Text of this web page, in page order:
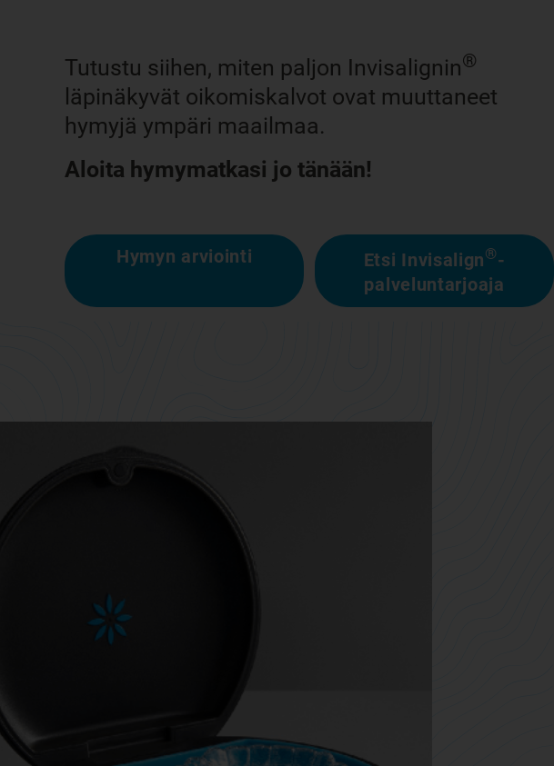
Tutustu siihen, miten paljon Invisalignin®
läpinäkyvät oikomiskalvot ovat muuttaneet
hymyjä ympäri maailmaa.
Aloita hymymatkasi jo tänään!
Hymyn arviointi Etsi Invisalign®-
palveluntarjoaja